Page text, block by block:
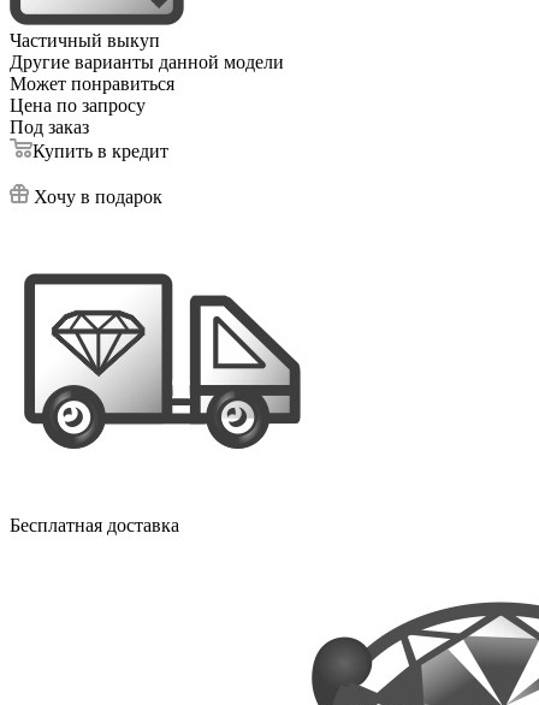
Частичный выкуп
Другие варианты данной модели
Может понравиться
Цена по запросу
Под заказ
Купить в кредит
Хочу в подарок
Бесплатная доставка